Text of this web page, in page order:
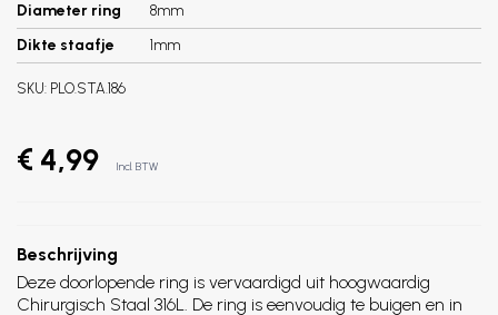
Diameter ring
8mm
Dikte staafje
1mm
SKU: PLO.STA.186
€ 4,99 Incl. BTW
Beschrijving
Deze doorlopende ring is vervaardigd uit hoogwaardig
Chirurgisch Staal 316L. De ring is eenvoudig te buigen en in